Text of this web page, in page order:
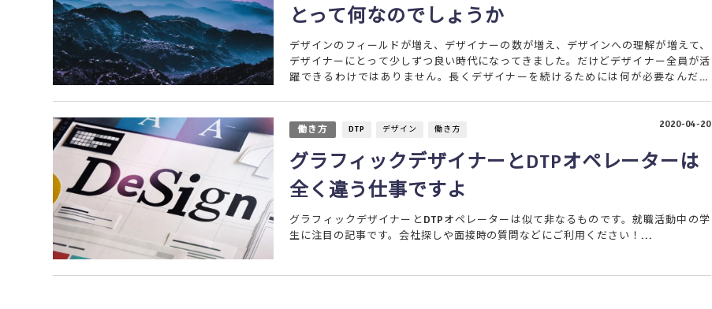
とって何なのでしょうか
デザインのフィールドが増え、デザイナーの数が増え、デザインへの理解が増えて、
デザイナーにとって少しずつ良い時代になってきました。だけどデザイナー全員が活
躍できるわけではありません。長くデザイナーを続けるためには何が必要なんだろ
働き方 DTP デザイン 働き方
グラフィックデザイナーとDTPオペレーターは
全く違う仕事ですよ
2020-04-20
グラフィックデザイナーとDTPオペレーターは似て非なるものです。就職活動中の学
生に注目の記事です。会社探しや面接時の質問などにご利用ください！...